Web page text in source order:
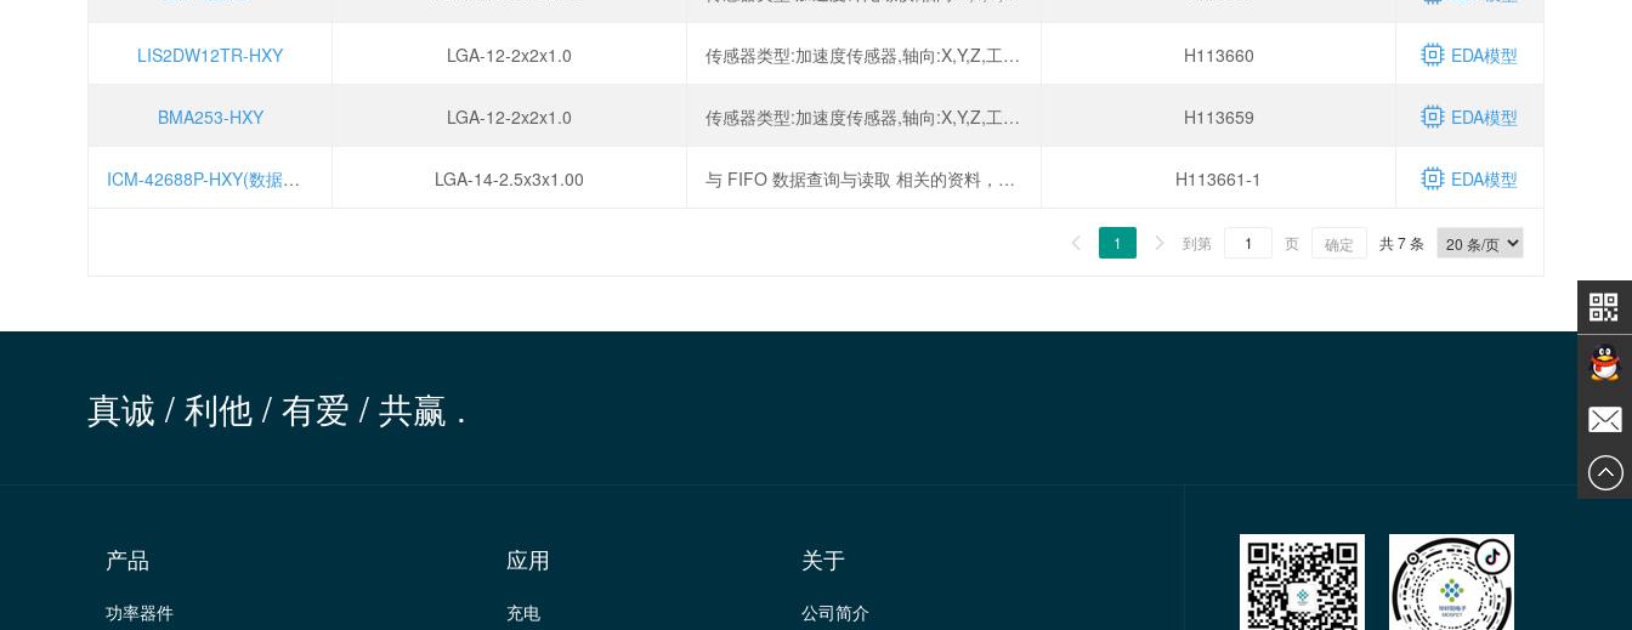
LIS2DW12TR-HXY LGA-12-2x2x1.0 传感器类型:加速度传感器,轴向:X,Y,Z,工作电压:1.71V~3.6V,工作温度:-40℃~+85℃, H113660 EDA模型
BMA253-HXY LGA-12-2x2x1.0 传感器类型:加速度传感器,轴向:X,Y,Z,工作电压:1.71V~3.6V,工作温度:-40℃~+85℃, H113659 EDA模型
ICM-42688P-HXY(数据读取代码) LGA-14-2.5x3x1.00 与 FIFO 数据查询与读取 相关的资料，该资料基于ICM-42688P-HXY datasheet 和 实际应用经验编写，可帮助您高效实现高性能运动数据采集。 H113661-1 EDA模型
 1  到第 页 确定 共 7 条
真诚 / 利他 / 有爱 / 共赢 .
产品
功率器件
应用
充电
关于
公司简介
在线交
谈
发送邮